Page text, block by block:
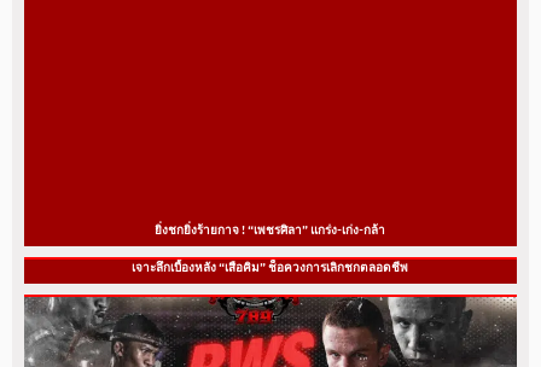
ยิ่งชกยิ่งร้ายกาจ ! “เพชรศิลา” แกร่ง-เก่ง-กล้า
เจาะลึกเบื้องหลัง “เสือคิม” ช็อควงการเลิกชกตลอดชีพ